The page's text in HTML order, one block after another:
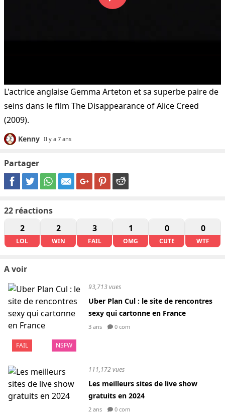
L'actrice anglaise Gemma Arteton et sa superbe paire de
seins dans le film The Disappearance of Alice Creed
(2009).
Kenny Il y a 7 ans
Partager
22 réactions
2
LOL
2
WIN
3
FAIL
1
OMG
0
CUTE
0
WTF
A voir
FAIL NSFW
93,713 vues
Uber Plan Cul : le site de rencontres
sexy qui cartonne en France
3 ans 0 com
111,172 vues
Les meilleurs sites de live show
gratuits en 2024
2 ans 0 com